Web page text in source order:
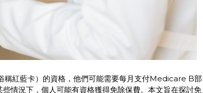
紅藍卡）的資格，他們可能需要每月支付Medicare B部
情況下，個人可能有資格獲得免除保費。本文旨在探討免